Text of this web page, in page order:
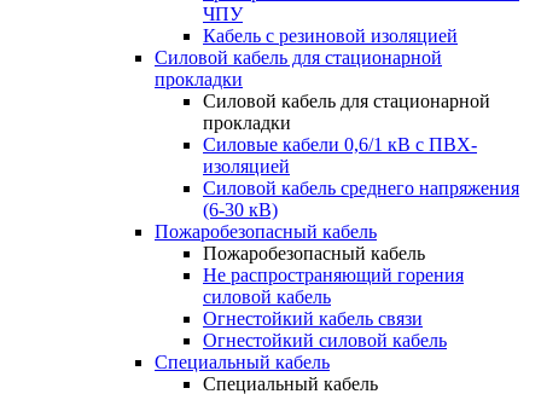
ЧПУ
Кабель с резиновой изоляцией
Силовой кабель для стационарной
прокладки
Силовой кабель для стационарной
прокладки
Силовые кабели 0,6/1 кВ с ПВХ-
изоляцией
Силовой кабель среднего напряжения
(6-30 кВ)
Пожаробезопасный кабель
Пожаробезопасный кабель
Не распространяющий горения
силовой кабель
Огнестойкий кабель связи
Огнестойкий силовой кабель
Специальный кабель
Специальный кабель